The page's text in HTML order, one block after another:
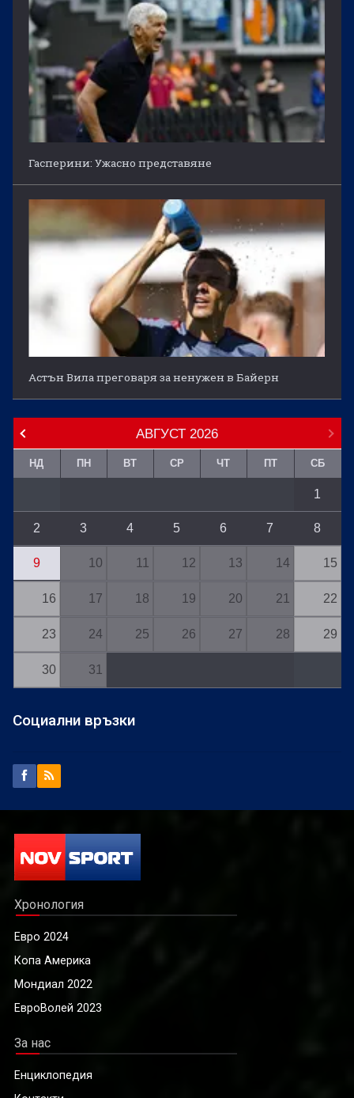
Гасперини: Ужасно представяне
Астън Вила преговаря за ненужен в Байерн
АВГУСТ 2026
НД ПН ВТ СР ЧТ ПТ СБ
1
2 3 4 5 6 7 8
9 10 11 12 13 14 15
16 17 18 19 20 21 22
23 24 25 26 27 28 29
30 31
Социални връзки
Хронология
Евро 2024
Копа Америка
Мондиал 2022
ЕвроВолей 2023
За нас
Енциклопедия